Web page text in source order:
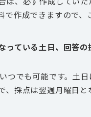
で作成できますので、
っている土日、回答
つでも可能です。土
、採点は翌週月曜日と